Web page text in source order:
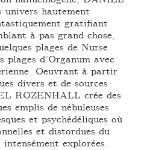
hautement
gratifiant
à pas grand chose,
plages de Nurse
d’Organum avec
Oeuvrant à partir
divers et de sources
ROZENHALL crée des
emplis de nébuleuses
et psychédéliques où
et distordues du
explorées.